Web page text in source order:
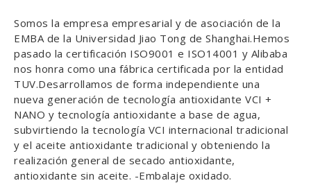
Somos la empresa empresarial y de asociación de la
EMBA de la Universidad Jiao Tong de Shanghai.Hemos
pasado la certificación ISO9001 e ISO14001 y Alibaba
nos honra como una fábrica certificada por la entidad
TUV.Desarrollamos de forma independiente una
nueva generación de tecnología antioxidante VCI +
NANO y tecnología antioxidante a base de agua,
subvirtiendo la tecnología VCI internacional tradicional
y el aceite antioxidante tradicional y obteniendo la
realización general de secado antioxidante,
antioxidante sin aceite. -Embalaje oxidado.